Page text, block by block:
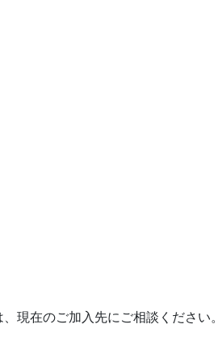
現在のご加入先にご相談ください。